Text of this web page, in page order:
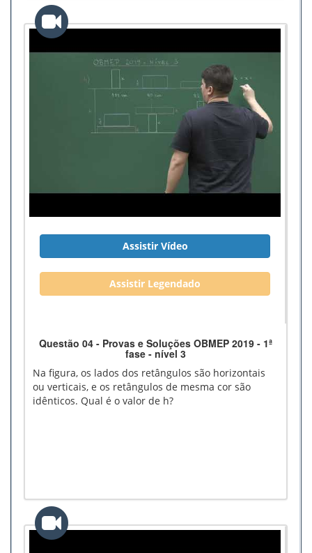
Assistir Vídeo
Assistir Legendado
Questão 04 - Provas e Soluções OBMEP 2019 - 1ª
fase - nível 3
Na figura, os lados dos retângulos são horizontais
ou verticais, e os retângulos de mesma cor são
idênticos. Qual é o valor de h?